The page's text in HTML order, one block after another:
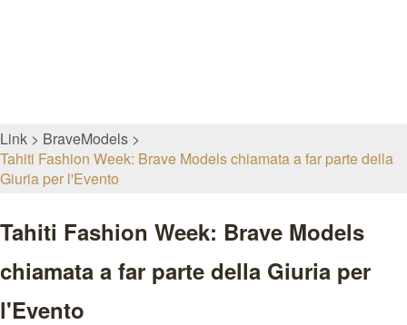
Link
BraveModels
Tahiti Fashion Week: Brave Models chiamata a far parte della
Giuria per l'Evento
Tahiti Fashion Week: Brave Models
chiamata a far parte della Giuria per
l'Evento